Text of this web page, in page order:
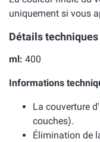
uniquement si vous
Détails techniques
ml: 400
Informations
La couverture
couches).
Élimination de